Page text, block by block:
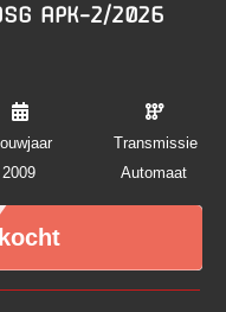
APK-2/2026
2009
Transmissie
Automaat